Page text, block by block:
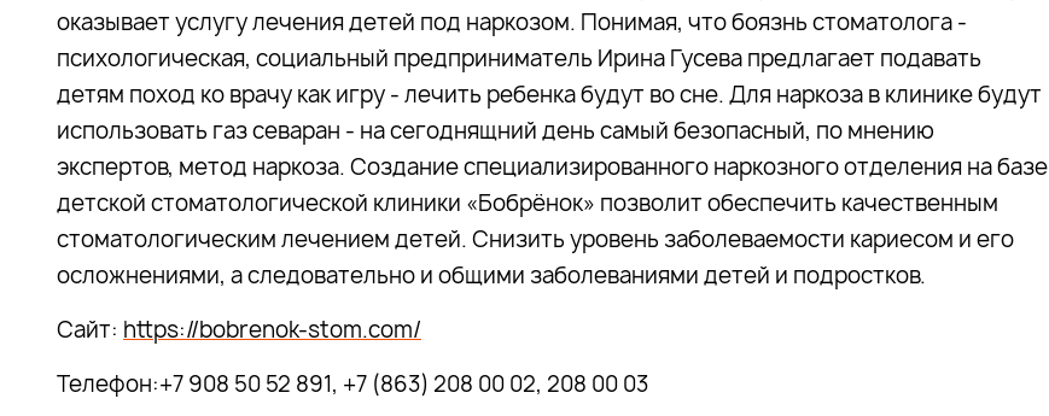
оказывает услугу лечения детей под наркозом. Понимая, что боязнь стоматолога -
психологическая, социальный предприниматель Ирина Гусева предлагает подавать
детям поход ко врачу как игру - лечить ребенка будут во сне. Для наркоза в клинике будут
использовать газ севаран - на сегоднящний день самый безопасный, по мнению
экспертов, метод наркоза. Создание специализированного наркозного отделения на базе
детской стоматологической клиники «Бобрёнок» позволит обеспечить качественным
стоматологическим лечением детей. Снизить уровень заболеваемости кариесом и его
осложнениями, а следовательно и общими заболеваниями детей и подростков.
Сайт: https://bobrenok-stom.com/
Телефон:+7 908 50 52 891, +7 (863) 208 00 02, 208 00 03